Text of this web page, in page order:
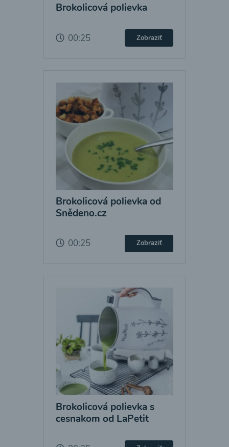
Brokolicová polievka
00:25 Zobraziť
Brokolicová polievka od
Snědeno.cz
00:25 Zobraziť
Brokolicová polievka s
cesnakom od LaPetit